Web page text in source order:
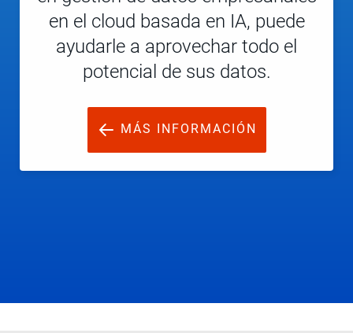
en el cloud basada en IA, puede
ayudarle a aprovechar todo el
potencial de sus datos.
MÁS INFORMACIÓN